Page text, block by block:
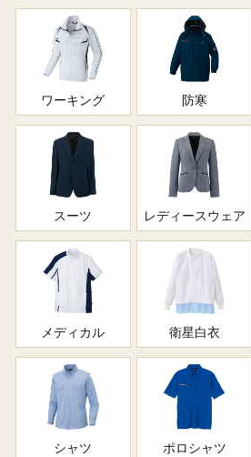
ワーキング 防寒
スーツ レディースウェア
メディカル 衛星白衣
シャツ ポロシャツ